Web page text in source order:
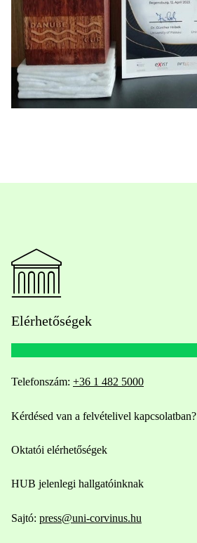
Elérhetőségek
Telefonszám: +36 1 482 5000
Kérdésed van a felvételivel kapcsolatban?
Oktatói elérhetőségek
HUB jelenlegi hallgatóinknak
Sajtó: press@uni-corvinus.hu